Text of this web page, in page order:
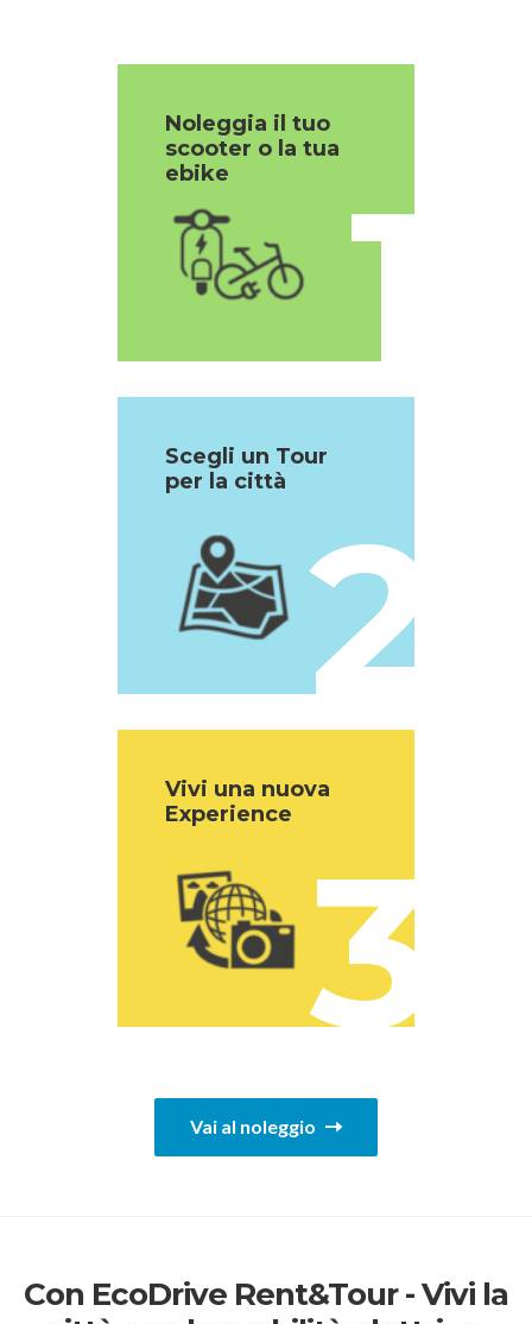
1
Noleggia il tuo
scooter o la tua
ebike
2
Scegli un Tour
per la città
3
Vivi una nuova
Experience
Vai al noleggio
Con EcoDrive Rent&Tour - Vivi la